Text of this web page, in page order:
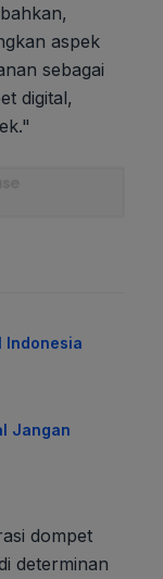
aspek
sebagai
digital,
Indonesia
Jangan
dompet
determinan